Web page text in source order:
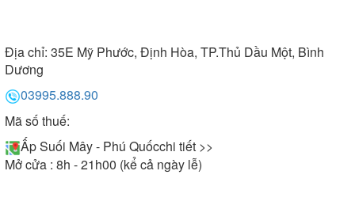
Địa chỉ: 35E Mỹ Phước, Định Hòa, TP.Thủ Dầu Một, Bình
Dương
03995.888.90
Mã số thuế:
Ấp Suối Mây - Phú Quốcchi tiết >>
Mở cửa : 8h - 21h00 (kể cả ngày lễ)